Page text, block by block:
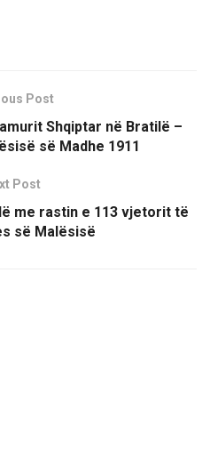
Post
Shqiptar në Bratilë –
së Madhe 1911
Post
me rastin e 113 vjetorit të
së Malësisë